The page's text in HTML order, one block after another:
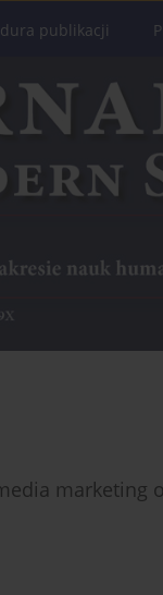
publikacji
marketing